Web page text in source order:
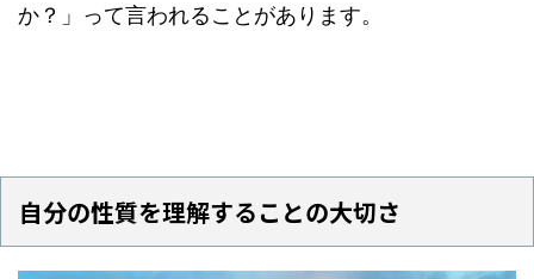
か？」って言われることがあります。
自分の性質を理解することの大切さ